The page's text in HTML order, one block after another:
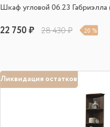
Шкаф угловой 06.23 Габриэлла
22 750 ₽ 28 430 ₽ 20 %
Ликвидация остатков